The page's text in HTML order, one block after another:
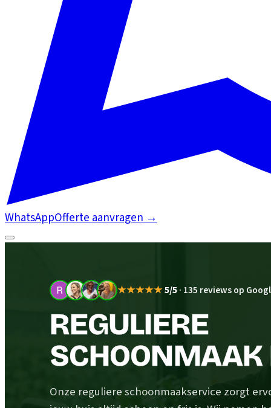
WhatsAppOfferte aanvragen→
★★★★★5/5· 135 reviews op
REGULIERE
SCHOONMAAK
Onze reguliere schoonmaakservice zorgt